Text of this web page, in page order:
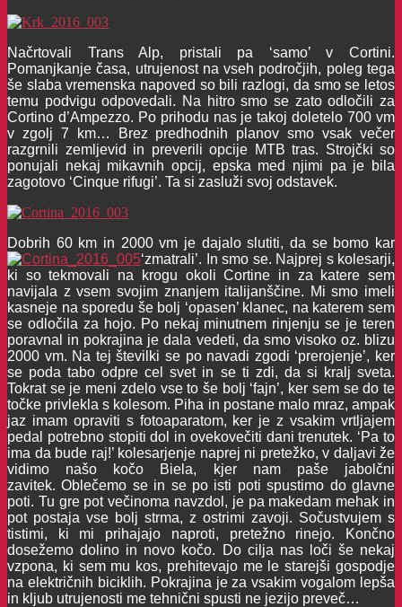
Načrtovali Trans Alp, pristali pa ‘samo’ v Cortini.
Pomanjkanje časa, utrujenost na vseh področjih, poleg tega
še slaba vremenska napoved so bili razlogi, da smo se letos
temu podvigu odpovedali. Na hitro smo se zato odločili za
Cortino d’Ampezzo. Po prihodu nas je takoj doletelo 700 vm
v zgolj 7 km… Brez predhodnih planov smo vsak večer
razgrnili zemljevid in preverili opcije MTB tras. Strojčki so
ponujali nekaj mikavnih opcij, epska med njimi pa je bila
zagotovo ‘Cinque rifugi’. Ta si zasluži svoj odstavek.
Dobrih 60 km in 2000 vm je dajalo slutiti, da se bomo kar
‘zmatrali’. In smo se. Najprej s kolesarji,
ki so tekmovali na krogu okoli Cortine in za katere sem
navijala z vsem svojim znanjem italijanščine. Mi smo imeli
kasneje na sporedu še bolj ‘opasen’ klanec, na katerem sem
se odločila za hojo. Po nekaj minutnem rinjenju se je teren
poravnal in pokrajina je dala vedeti, da smo visoko oz. blizu
2000 vm. Na tej številki se po navadi zgodi ‘prerojenje’, ker
se poda tabo odpre cel svet in se ti zdi, da si kralj sveta.
Tokrat se je meni zdelo vse to še bolj ‘fajn’, ker sem se do te
točke privlekla s kolesom. Piha in postane malo mraz, ampak
jaz imam opraviti s fotoaparatom, ker je z vsakim vrtljajem
pedal potrebno stopiti dol in ovekovečiti dani trenutek. ‘Pa to
ima da bude raj!’ kolesarjenje naprej ni pretežko, v daljavi že
vidimo našo kočo Biela, kjer nam paše jabolčni
zavitek.Oblečemo se in se po isti poti spustimo do glavne
poti. Tu gre pot večinoma navzdol, je pa makedam mehak in
pot postaja vse bolj strma, z ostrimi zavoji. Sočustvujem s
tistimi, ki mi prihajajo naproti, pretežno rinejo. Končno
dosežemo dolino in novo kočo. Do cilja nas loči še nekaj
vzpona, ki sem mu kos, prehitevajo me le starejši gospodje
na električnih biciklih. Pokrajina je za vsakim vogalom lepša
in kljub utrujenosti me tehnični spusti ne jezijo preveč…